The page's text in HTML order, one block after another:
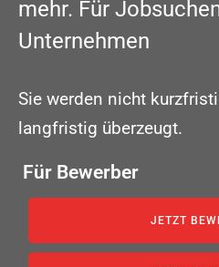
mehr. Für
Unternehmen
Sie werden nicht
langfristig überzeugt.
Für Bewerber
JETZT